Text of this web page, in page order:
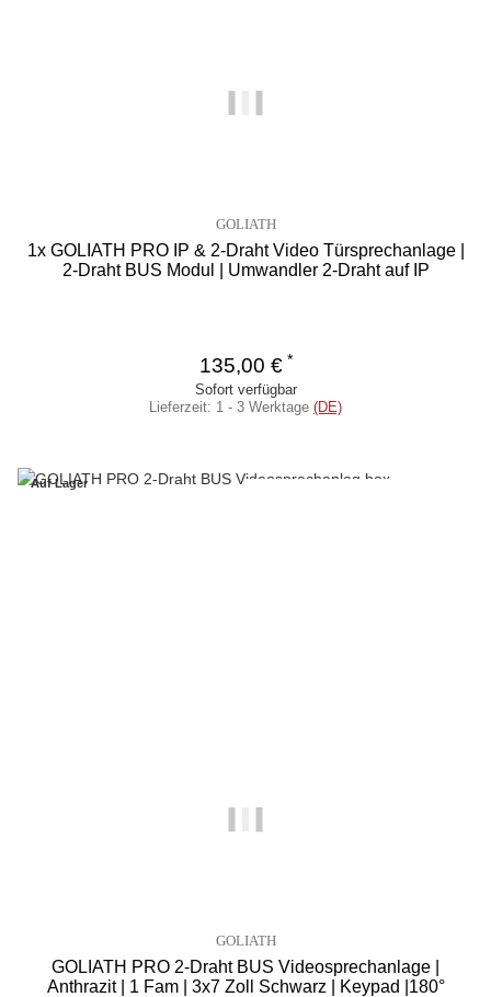
GOLIATH
1x GOLIATH PRO IP & 2-Draht Video Türsprechanlage |
2-Draht BUS Modul | Umwandler 2-Draht auf IP
135,00 €*
Sofort verfügbar
Lieferzeit: 1 - 3 Werktage (DE)
Auf Lager
GOLIATH
GOLIATH PRO 2-Draht BUS Videosprechanlage |
Anthrazit | 1 Fam | 3x7 Zoll Schwarz | Keypad |180°